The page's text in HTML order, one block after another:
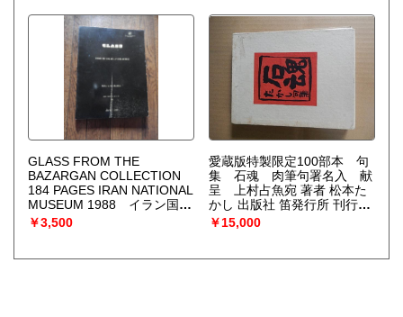
GLASS FROM THE
BAZARGAN COLLECTION
184 PAGES IRAN NATIONAL
MUSEUM 1988 イラン国立
美術館1世紀〜12世紀古代ガ
ラスコレクション
￥3,500
愛蔵版特製限定100部本 句
集 石魂 肉筆句署名入 献
呈 上村占魚宛 著者 松本た
かし 出版社 笛発行所 刊行年
昭28
￥15,000